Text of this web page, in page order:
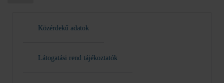
Közérdekű adatok
Látogatási rend tájékoztatók